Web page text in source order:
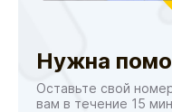
Нужна
Оставьте свой
вам в течение 15